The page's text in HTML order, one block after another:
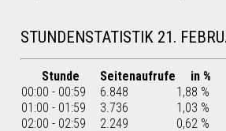
STUNDENSTATISTIK 21.
Stunde Seitenaufrufe in %
00:00 - 00:59
6.848 1,88 %
01:00 - 01:59
3.736 1,03 %
02:00 - 02:59
2.249 0,62 %